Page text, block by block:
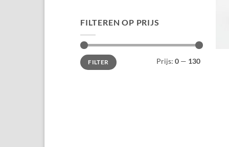
FILTEREN OP PRIJS
Min.
prijs
Max.
prijsFILTER Prijs: 0 — 130